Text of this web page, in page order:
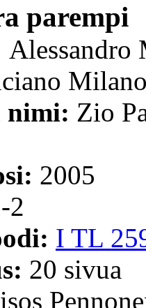
parempi
Alessandro
nimi: Zio
2005
2
I TL
20 sivua